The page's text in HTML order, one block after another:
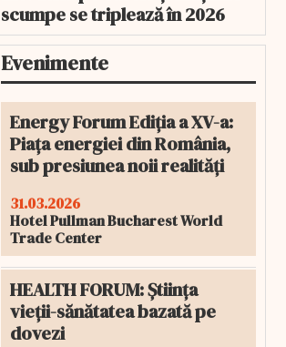
scumpe se triplează în 2026
Evenimente
Energy Forum Ediția a XV-a:
Piața energiei din România,
sub presiunea noii realități
31.03.2026
Hotel Pullman Bucharest World
Trade Center
HEALTH FORUM: Știința
vieții-sănătatea bazată pe
dovezi